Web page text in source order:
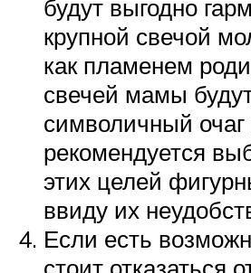
будут выгодно
крупной свечой
как пламенем
свечей мамы
символичный
рекомендуется
этих целей
ввиду их
Если есть